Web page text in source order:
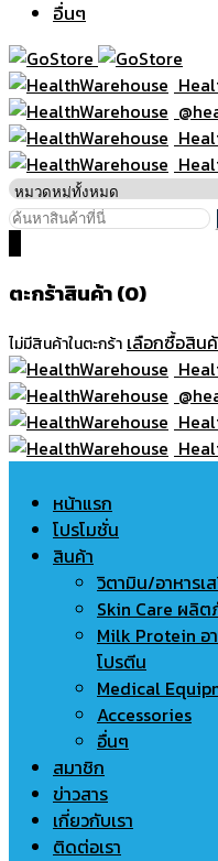
อื่นๆ
ตะกร้าสินค้า (0)
ไม่มีสินค้าในตะกร้า เลือกซื้อสิน
หน้าแรก
โปรโมชั่น
สินค้า
วิตามิน/อาหารเ
Skin Care ผลิ
Milk Protein อ
โปรตีน
Medical
Accessories
อื่นๆ
สมาชิก
ข่าวสาร
เกี่ยวกับเรา
ติดต่อเรา